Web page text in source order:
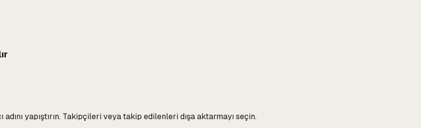
yapıştırın. Takipçileri veya takip edilenleri dışa aktarmayı seçin.